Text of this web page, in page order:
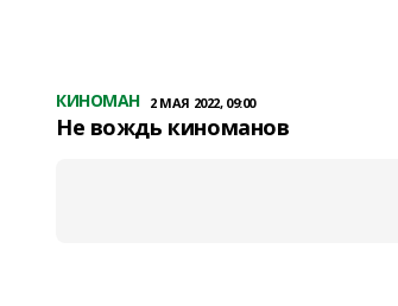
КИНОМАН 2 МАЯ 2022, 09:00
Не вождь киноманов